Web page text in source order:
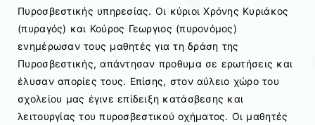
Πυροσβεστικής υπηρεσίας. Οι κύριοι Χρόνης Κυριάκος
(πυραγός) και Κούρος Γεωργιος (πυρονόμος)
ενημέρωσαν τους μαθητές για τη δράση της
Πυροσβεστικής, απάντησαν προθυμα σε ερωτήσεις και
έλυσαν απορίες τους. Επίσης, στον αύλειο χώρο του
σχολείου μας έγινε επίδειξη κατάσβεσης και
λειτουργίας του πυροσβεστικού οχήματος. Οι μαθητές